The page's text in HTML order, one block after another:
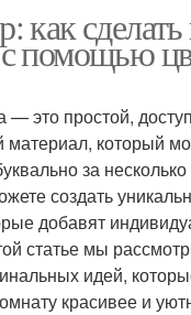
как
с помощью
— это простой,
который
за
создать
добавят
статье мы
идей,
красивее и